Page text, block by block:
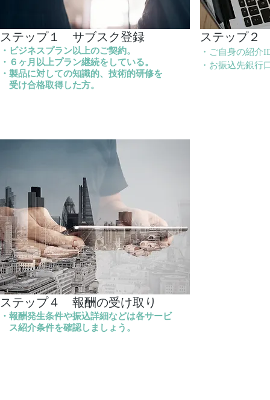
​ステップ１ ​サブスク登録
・ビジネスプラン以上のご契約。
・６ヶ月以上プラン継続をしている。
・製品に対しての知識的、技術的研修を
受け合格取得した方。
​ステップ４ 報酬の受け取り ​
・報酬発生条件や振込詳細などは各サービ
ス紹介条件を確認しましょう。
ステップ２
・ご自身の紹介
・お振込先銀行